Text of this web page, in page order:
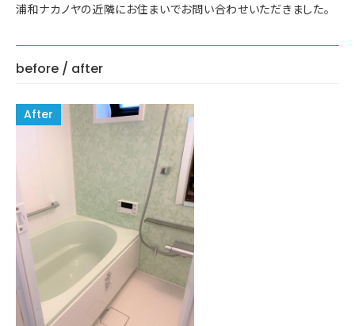
浦和ナカノヤの近隣にお住まいでお問い合わせいただきました。
before / after